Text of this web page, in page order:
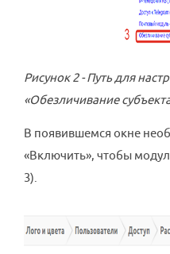
Рисунок 2 - Путь для
«Обезличивание
В появившемся окне
«Включить», чтобы
3).